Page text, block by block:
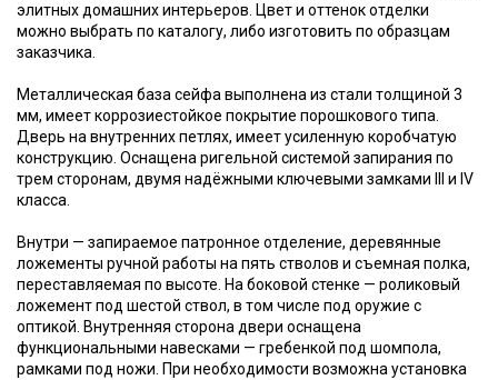
элитных домашних интерьеров. Цвет и оттенок отделки
можно выбрать по каталогу, либо изготовить по образцам
заказчика.
Металлическая база сейфа выполнена из стали толщиной 3
мм, имеет коррозиестойкое покрытие порошкового типа.
Дверь на внутренних петлях, имеет усиленную коробчатую
конструкцию. Оснащена ригельной системой запирания по
трем сторонам, двумя надёжными ключевыми замками III и IV
класса.
Внутри — запираемое патронное отделение, деревянные
ложементы ручной работы на пять стволов и съемная полка,
переставляемая по высоте. На боковой стенке — роликовый
ложемент под шестой ствол, в том числе под оружие с
оптикой. Внутренняя сторона двери оснащена
функциональными навесками — гребенкой под шомпола,
рамками под ножи. При необходимости возможна установка